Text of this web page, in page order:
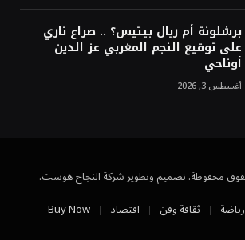
برشلونة أم ريال بيتيس؟ .. صراع ناري
على توقيع النجم المغربي عز الدين
أوناحي
أغسطس 3, 2026
رياضة ثقافة وفن اقتصاد Buy Now